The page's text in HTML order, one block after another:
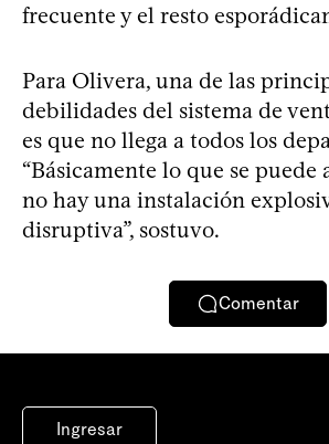
frecuente y el resto
Para Olivera, una de las
debilidades del sistema de
es que no llega a todos los
“Básicamente lo que se puede
no hay una instalación
disruptiva”, sostuvo.
Comentar
Ingresar